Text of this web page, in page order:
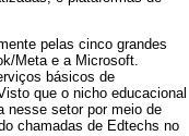
pelas cinco grandes
Meta e a Microsoft.
básicos de
que o nicho educacional
nesse setor por meio de
chamadas de Edtechs no